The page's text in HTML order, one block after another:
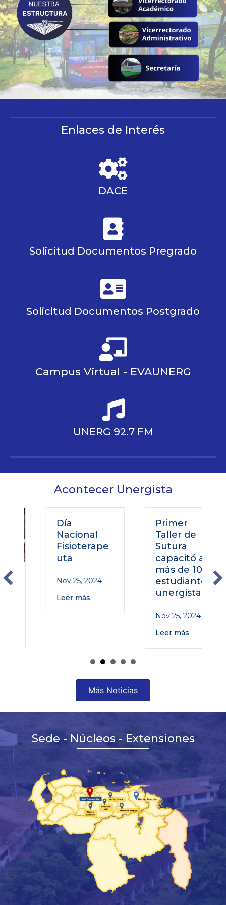
Enlaces de Interés
DACE
Solicitud Documentos Pregrado
Solicitud Documentos Postgrado
Campus Virtual - EVAUNERG
UNERG 92.7 FM
Acontecer Unergista
Día
Nacional
Fisioterape
uta
Nov 25, 2024
Leer más
Primer
Taller de
Sutura
capacitó a
más de 100
estudiantes
unergistas
Nov 25, 2024
Leer más
Más Noticias
Sede - Núcleos - Extensiones